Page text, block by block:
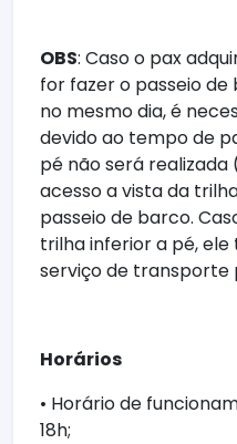
OBS: Caso o pax
for fazer o passeio de
no mesmo dia, é
devido ao tempo de
pé não será
acesso a vista da
passeio de barco.
trilha inferior a pé,
serviço de transporte
Horários
• Horário de
18h;